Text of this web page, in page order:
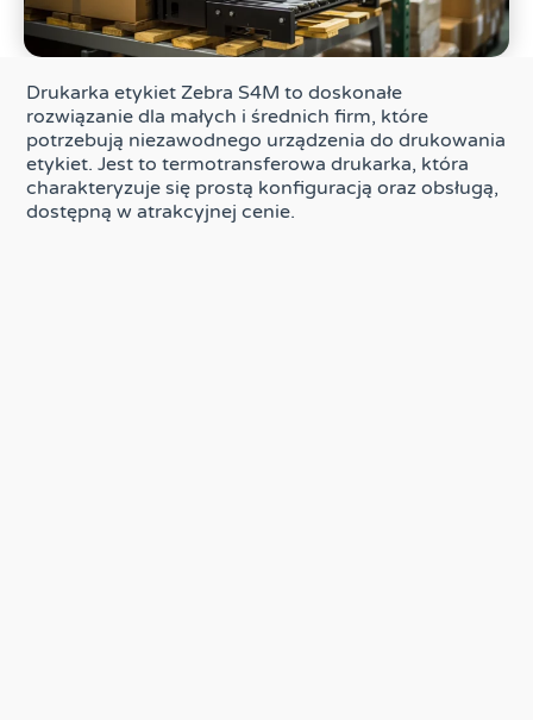
Drukarka etykiet Zebra S4M to doskonałe
rozwiązanie dla małych i średnich firm, które
potrzebują niezawodnego urządzenia do drukowania
etykiet. Jest to termotransferowa drukarka, która
charakteryzuje się prostą konfiguracją oraz obsługą,
dostępną w atrakcyjnej cenie.